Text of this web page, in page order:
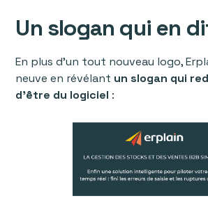
Un slogan qui en
En plus d’un tout nouveau logo,
neuve en révélant un slogan qui
d’être du logiciel :